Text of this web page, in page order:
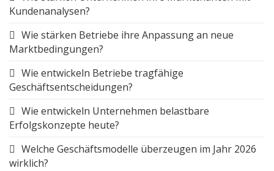
Kundenanalysen?
Wie stärken Betriebe ihre Anpassung an neue
Marktbedingungen?
Wie entwickeln Betriebe tragfähige
Geschäftsentscheidungen?
Wie entwickeln Unternehmen belastbare
Erfolgskonzepte heute?
Welche Geschäftsmodelle überzeugen im Jahr 2026
wirklich?